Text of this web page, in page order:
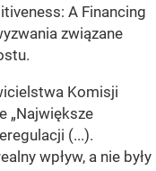
A Financing
związane
Komisji
„Największe
(...).
wpływ, a nie były